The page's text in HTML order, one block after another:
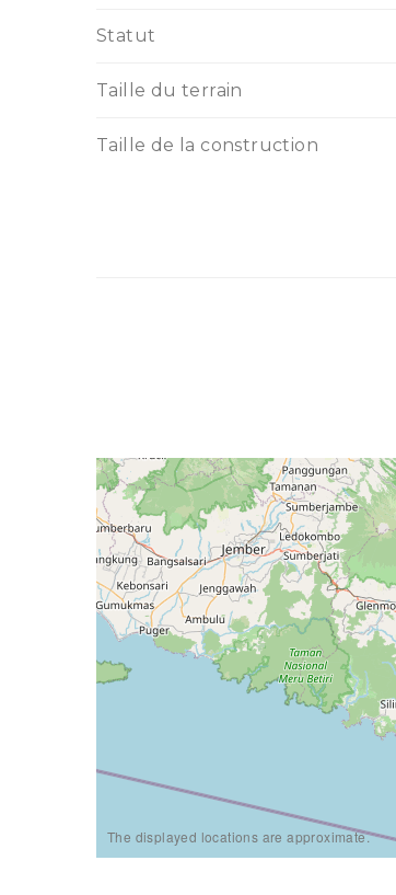
Statut
Taille du terrain
Taille de la construction
The displayed locations are approximate.